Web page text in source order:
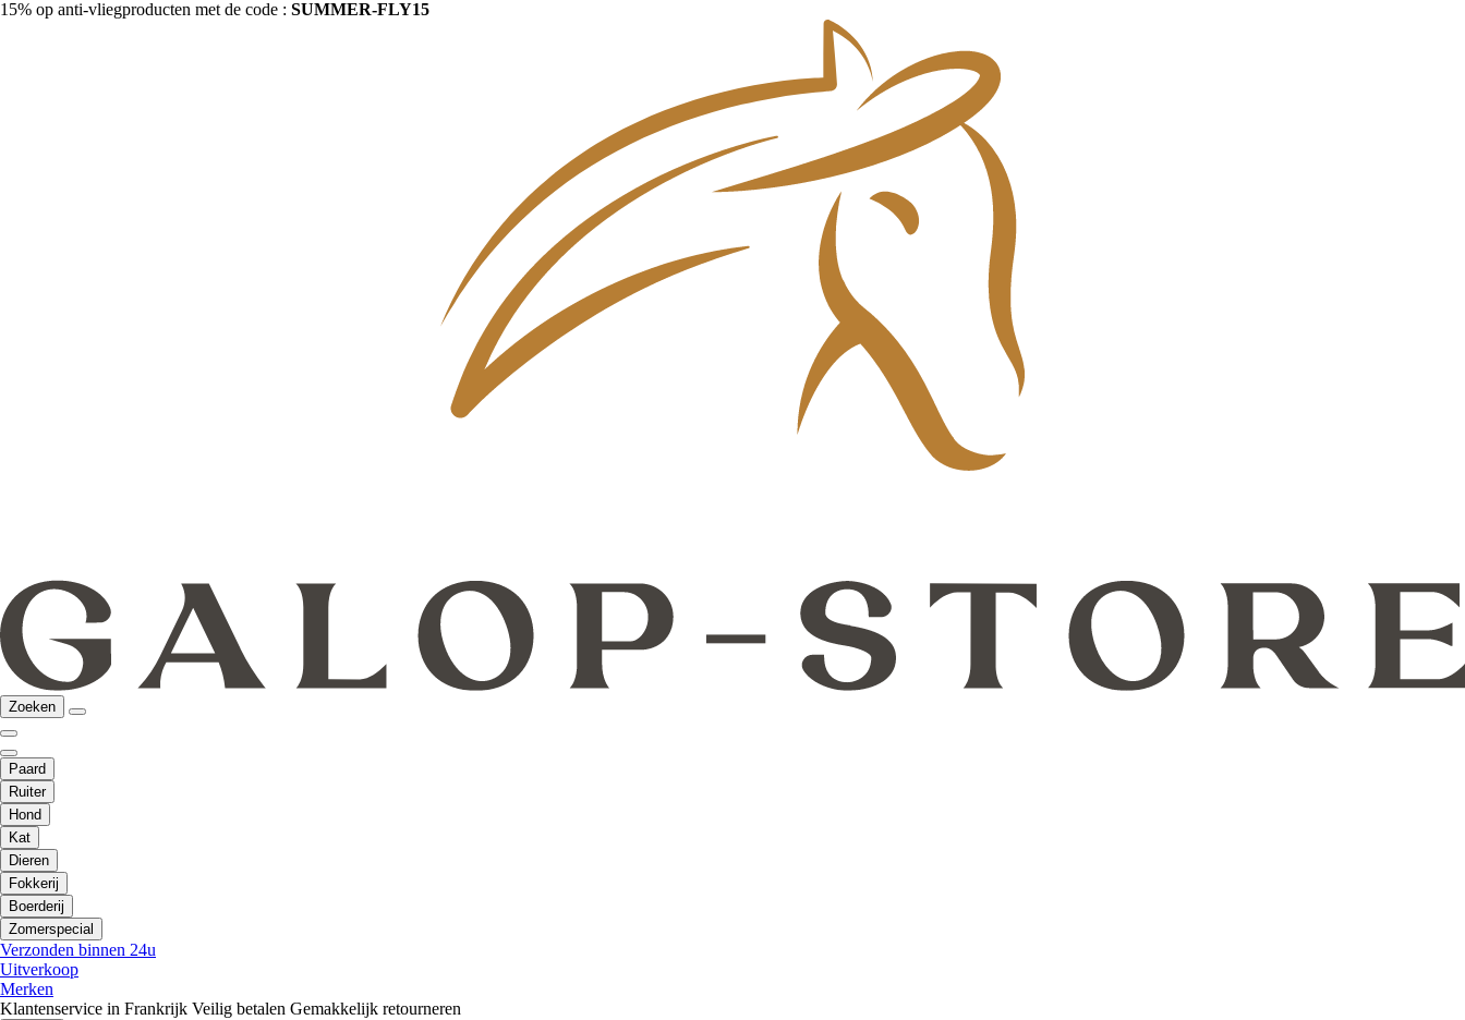
15% op anti-vliegproducten met de code : SUMMER-FLY15
Zoeken
Paard
Ruiter
Hond
Kat
Dieren
Fokkerij
Boerderij
Zomerspecial
Verzonden binnen 24u
Uitverkoop
Merken
Klantenservice in Frankrijk Veilig betalen Gemakkelijk retourneren